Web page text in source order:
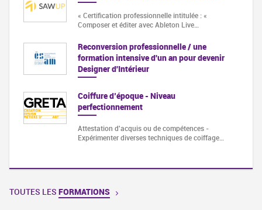
« Certification professionnelle intitulée : «
Composer et éditer avec Ableton Live…
Reconversion professionnelle / une
formation intensive d'un an pour devenir
Designer d'Intérieur
Coiffure d’époque - Niveau
perfectionnement
Attestation d'acquis ou de compétences -
Expérimenter diverses techniques de coiffage…
TOUTES LES FORMATIONS